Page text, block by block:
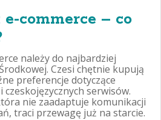
commerce – co
należy do najbardziej
Czesi chętnie kupują
preferencje dotyczące
serwisów.
nie zaadaptuje komunikacji
traci przewagę już na starcie.